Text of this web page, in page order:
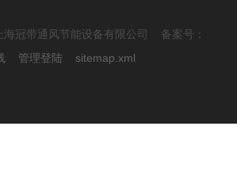
海冠带通风节能设备有限公司 备案号：
管理登陆 sitemap.xml